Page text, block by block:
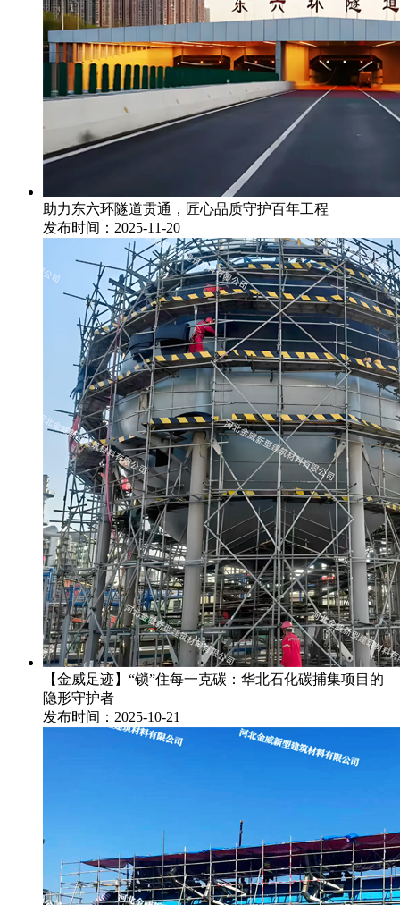
助力东六环隧道贯通，匠心品质守护百年工程
发布时间：2025-11-20
【金威足迹】“锁”住每一克碳：华北石化碳捕集项目的
隐形守护者
发布时间：2025-10-21